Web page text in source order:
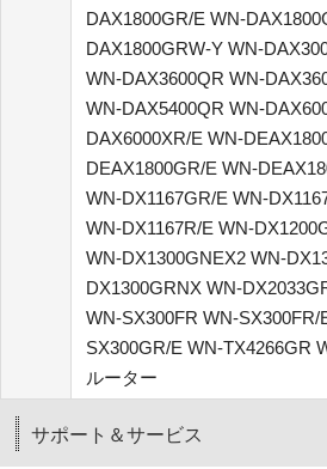
DAX1800GR/E WN-
DAX1800GRW-Y WN-
WN-DAX3600QR WN-
WN-DAX5400QR WN-
DAX6000XR/E WN-
DEAX1800GR/E WN-
WN-DX1167GR/E WN-
WN-DX1167R/E WN-
WN-DX1300GNEX2 WN-
DX1300GRNX WN-
WN-SX300FR WN-
SX300GR/E WN-TX4266GR
ルーター
サポート＆サービス